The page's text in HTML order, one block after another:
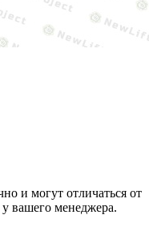
и могут отличаться от
вашего менеджера.